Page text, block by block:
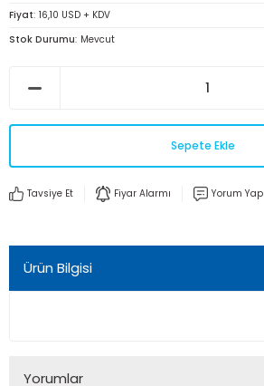
Fiyat 16,10 USD + KDV
Stok Durumu Mevcut
Sepete Ekle
Tavsiye Et Fiyar Alarmı Yorum Yap
Ürün Bilgisi
Yorumlar